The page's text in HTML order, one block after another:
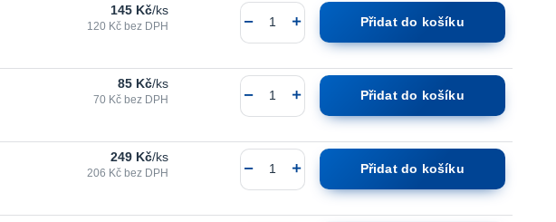
145 Kč/ks
120 Kč bez DPH Přidat do košíku
85 Kč/ks
70 Kč bez DPH Přidat do košíku
249 Kč/ks
206 Kč bez DPH Přidat do košíku